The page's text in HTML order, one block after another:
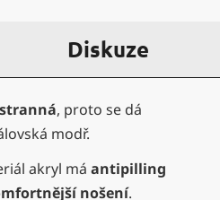
Diskuze
, proto se dá
modř.
akryl má antipilling
nošení.